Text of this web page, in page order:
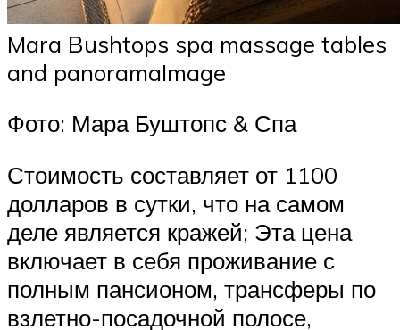
Mara Bushtops spa massage tables
and panoramaImage
Фото: Мара Буштопс & Спа
Стоимость составляет от 1100
долларов в сутки, что на самом
деле является кражей; Эта цена
включает в себя проживание с
полным пансионом, трансферы по
взлетно-посадочной полосе,